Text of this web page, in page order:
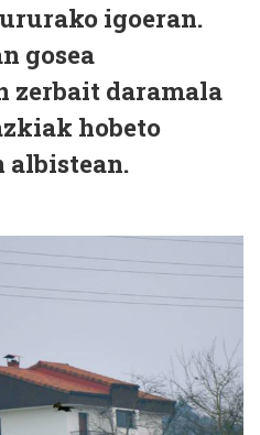
igoeran.
gosea
zerbait daramala
hobeto